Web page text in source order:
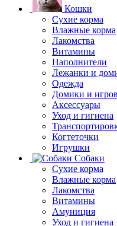
Кошки
Сухие корма
Влажные корма
Лакомства
Витамины
Наполнители
Лежанки и
Одежда
Домики и
Аксессуары
Уход и гигиена
Когтеточки
Игрушки
Собаки
Сухие корма
Влажные корма
Лакомства
Витамины
Амуниция
Уход и гигиена